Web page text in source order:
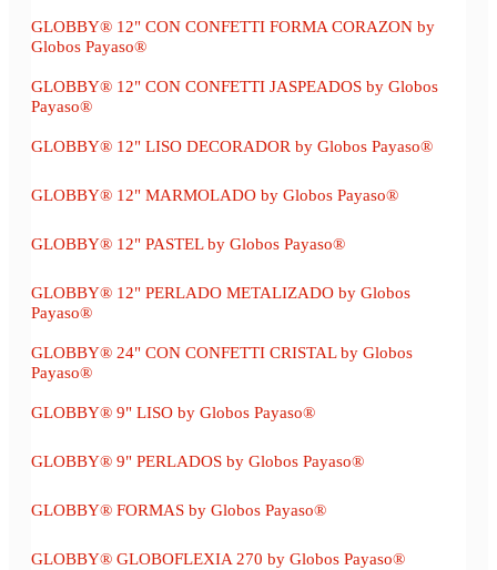
GLOBBY® 12" CON CONFETTI FORMA CORAZON by
Globos Payaso®
GLOBBY® 12" CON CONFETTI JASPEADOS by Globos
Payaso®
GLOBBY® 12" LISO DECORADOR by Globos Payaso®
GLOBBY® 12" MARMOLADO by Globos Payaso®
GLOBBY® 12" PASTEL by Globos Payaso®
GLOBBY® 12" PERLADO METALIZADO by Globos
Payaso®
GLOBBY® 24" CON CONFETTI CRISTAL by Globos
Payaso®
GLOBBY® 9" LISO by Globos Payaso®
GLOBBY® 9" PERLADOS by Globos Payaso®
GLOBBY® FORMAS by Globos Payaso®
GLOBBY® GLOBOFLEXIA 270 by Globos Payaso®